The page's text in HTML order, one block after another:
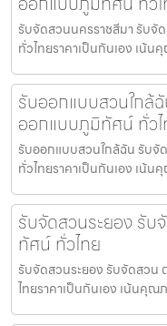
รับจัดสวนนครราชสีมา รับ
ทั่วไทยราคาเป็นกันเอง เน้
รับออกแบบสวนใกล้
ออกแบบภูมิทัศน์ ทั่ว
รับออกแบบสวนใกล้ฉัน รับ
ทั่วไทยราคาเป็นกันเอง เน้
รับจัดสวนระยอง รั
ทัศน์ ทั่วไทย
รับจัดสวนระยอง รับจัดสว
ไทยราคาเป็นกันเอง เน้นคุ